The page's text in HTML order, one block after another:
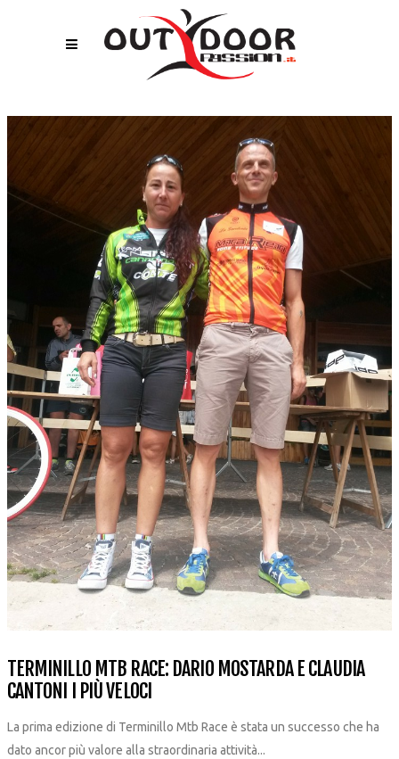
TERMINILLO MTB RACE: DARIO MOSTARDA E CLAUDIA
CANTONI I PIÙ VELOCI
La prima edizione di Terminillo Mtb Race è stata un successo che ha
dato ancor più valore alla straordinaria attività...